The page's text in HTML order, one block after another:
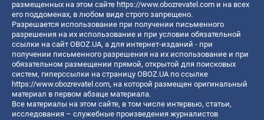
размещенных на этом сайте https://www.obozrevatel.com и на всех
его поддоменах, в любом виде строго запрещено.
Разрешается использование при получении письменного
разрешения на их использование и при условии обязательной
ссылки на сайт OBOZ.UA, а для интернет-изданий - при
получении письменного разрешения на их использование и при
обязательном размещении прямой, открытой для поисковых
систем, гиперссылки на страницу OBOZ.UA по ссылке
https://www.obozrevatel.com, на которой размещен оригинальный
материал в первом абзаце материала.
Все материалы на этом сайте, в том числе интервью, статьи,
исследования – служебные произведения журналистов